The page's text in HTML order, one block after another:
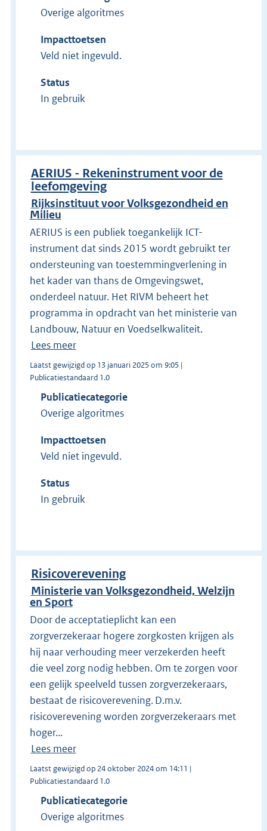
Overige algoritmes
Impacttoetsen
Veld niet ingevuld.
Status
In gebruik
AERIUS - Rekeninstrument voor de
leefomgeving
Rijksinstituut voor Volksgezondheid en
Milieu
AERIUS is een publiek toegankelijk ICT-
instrument dat sinds 2015 wordt gebruikt ter
ondersteuning van toestemmingverlening in
het kader van thans de Omgevingswet,
onderdeel natuur. Het RIVM beheert het
programma in opdracht van het ministerie van
Landbouw, Natuur en Voedselkwaliteit.
Lees meer
Laatst gewijzigd op 13 januari 2025 om 9:05 |
Publicatiestandaard 1.0
Publicatiecategorie
Overige algoritmes
Impacttoetsen
Veld niet ingevuld.
Status
In gebruik
Risicoverevening
Ministerie van Volksgezondheid, Welzijn
en Sport
Door de acceptatieplicht kan een
zorgverzekeraar hogere zorgkosten krijgen als
hij naar verhouding meer verzekerden heeft
die veel zorg nodig hebben. Om te zorgen voor
een gelijk speelveld tussen zorgverzekeraars,
bestaat de risicoverevening. D.m.v.
risicoverevening worden zorgverzekeraars met
hoger...
Lees meer
Laatst gewijzigd op 24 oktober 2024 om 14:11 |
Publicatiestandaard 1.0
Publicatiecategorie
Overige algoritmes